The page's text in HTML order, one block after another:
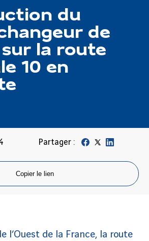
du
de
la route
10 en
Partager :
Copier le lien
l’Ouest de la France, la route